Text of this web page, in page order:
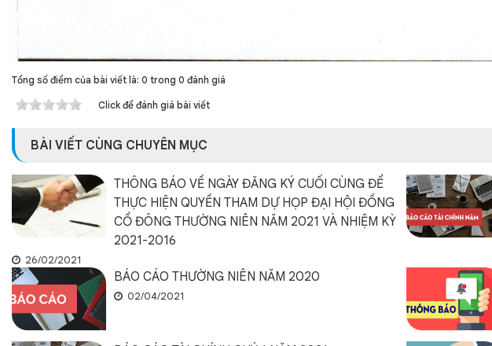
Tổng số điểm của bài viết là: 0 trong 0 đánh giá
Click để đánh giá bài viết
BÀI VIẾT CÙNG CHUYÊN MỤC
THÔNG BÁO VỀ NGÀY ĐĂNG KÝ CUỐI CÙNG ĐỂ
THỰC HIỆN QUYỀN THAM DỰ HỌP ĐẠI HỘI ĐỒNG
CỔ ĐÔNG THƯỜNG NIÊN NĂM 2021 VÀ NHIỆM KỲ
2021-2016
26/02/2021
BÁO CÁO THƯỜNG NIÊN NĂM 2020
02/04/2021